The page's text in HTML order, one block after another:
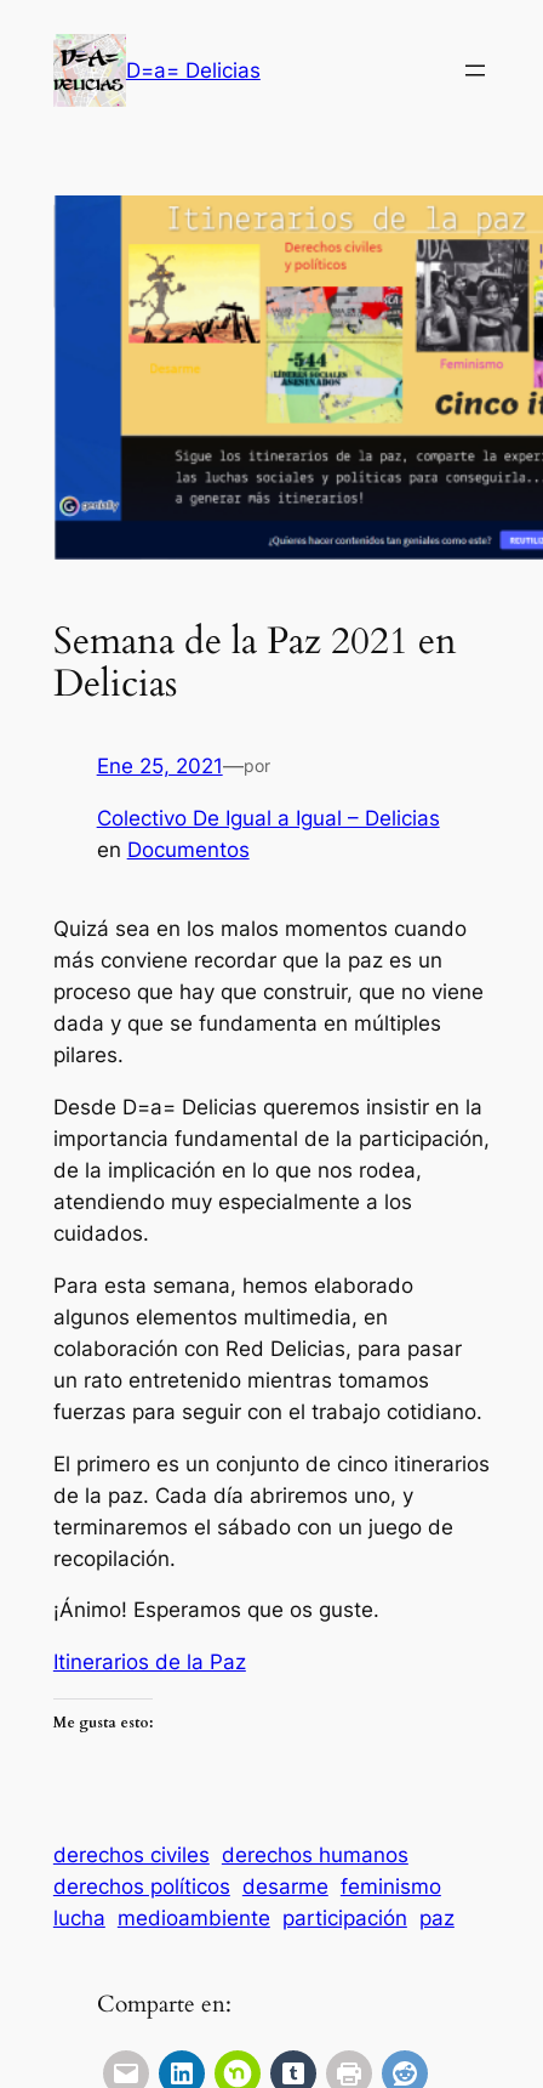
contenido
D=a= Delicias
Semana de la Paz 2021 en
Delicias
Ene 25, 2021—por
Colectivo De Igual a Igual – Delicias
en Documentos
Quizá sea en los malos momentos cuando
más conviene recordar que la paz es un
proceso que hay que construir, que no viene
dada y que se fundamenta en múltiples
pilares.
Desde D=a= Delicias queremos insistir en la
importancia fundamental de la participación,
de la implicación en lo que nos rodea,
atendiendo muy especialmente a los
cuidados.
Para esta semana, hemos elaborado
algunos elementos multimedia, en
colaboración con Red Delicias, para pasar
un rato entretenido mientras tomamos
fuerzas para seguir con el trabajo cotidiano.
El primero es un conjunto de cinco itinerarios
de la paz. Cada día abriremos uno, y
terminaremos el sábado con un juego de
recopilación.
¡Ánimo! Esperamos que os guste.
Itinerarios de la Paz
Me gusta esto:
derechos civiles derechos humanos
derechos políticos desarme feminismo
lucha medioambiente participación paz
Comparte en: